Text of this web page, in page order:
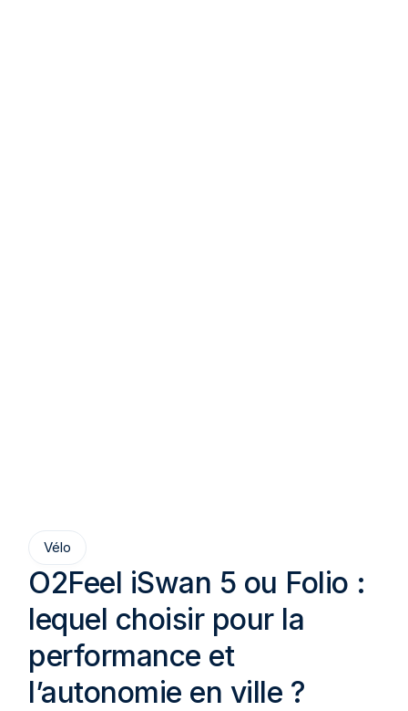
Vélo
O2Feel iSwan 5 ou Folio :
lequel choisir pour la
performance et
l’autonomie en ville ?